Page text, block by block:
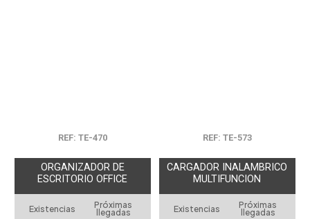
REF: TE-470
ORGANIZADOR DE
ESCRITORIO OFFICE
Existencias
Próximas
llegadas
REF: TE-573
CARGADOR INALAMBRICO
MULTIFUNCION
Existencias
Próximas
llegadas